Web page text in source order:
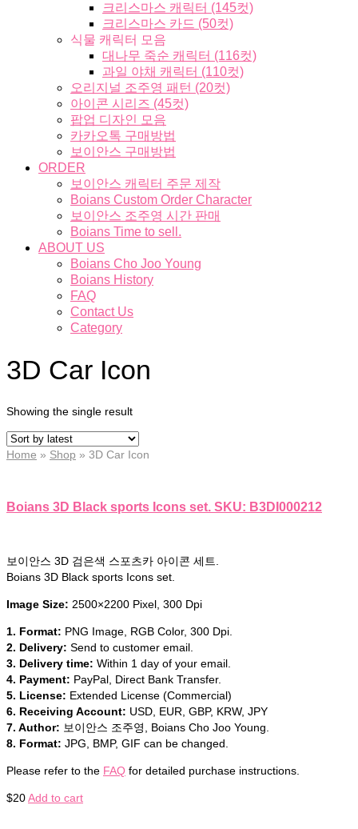
크리스마스 캐릭터 (145컷)
크리스마스 카드 (50컷)
식물 캐릭터 모음
대나무 죽순 캐릭터 (116컷)
과일 야채 캐릭터 (110컷)
오리지널 조주영 패턴 (20컷)
아이콘 시리즈 (45컷)
팝업 디자인 모음
카카오톡 구매방법
보이안스 구매방법
ORDER
보이안스 캐릭터 주문 제작
Boians Custom Order Character
보이안스 조주영 시간 판매
Boians Time to sell.
ABOUT US
Boians Cho Joo Young
Boians History
FAQ
Contact Us
Category
3D Car Icon
Showing the single result
Home » Shop » 3D Car Icon
Boians 3D Black sports Icons set. SKU: B3DI000212
보이안스 3D 검은색 스포츠카 아이콘 세트.
Boians 3D Black sports Icons set.
Image Size: 2500×2200 Pixel, 300 Dpi
1. Format: PNG Image, RGB Color, 300 Dpi.
2. Delivery: Send to customer email.
3. Delivery time: Within 1 day of your email.
4. Payment: PayPal, Direct Bank Transfer.
5. License: Extended License (Commercial)
6. Receiving Account: USD, EUR, GBP, KRW, JPY
7. Author: 보이안스 조주영, Boians Cho Joo Young.
8. Format: JPG, BMP, GIF can be changed.
Please refer to the FAQ for detailed purchase instructions.
$20Add to cart